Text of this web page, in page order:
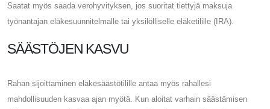
Saatat myös saada verohyvityksen, jos suoritat tiettyjä maksuja
työnantajan eläkesuunnitelmalle tai yksilölliselle eläketilille (IRA).
SÄÄSTÖJEN KASVU
Rahan sijoittaminen eläkesäästötilille antaa myös rahallesi
mahdollisuuden kasvaa ajan myötä. Kun aloitat varhain säästämisen